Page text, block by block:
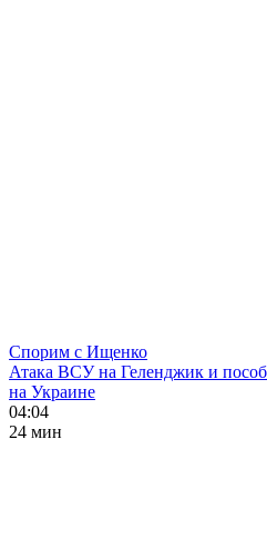
Спорим с Ищенко
Атака ВСУ на Геленджик и
на Украине
04:04
24 мин